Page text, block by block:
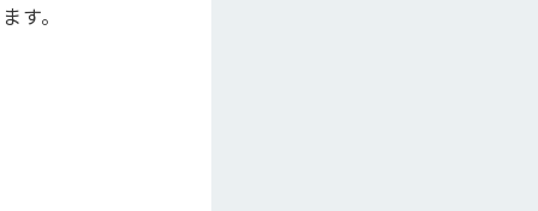
す。